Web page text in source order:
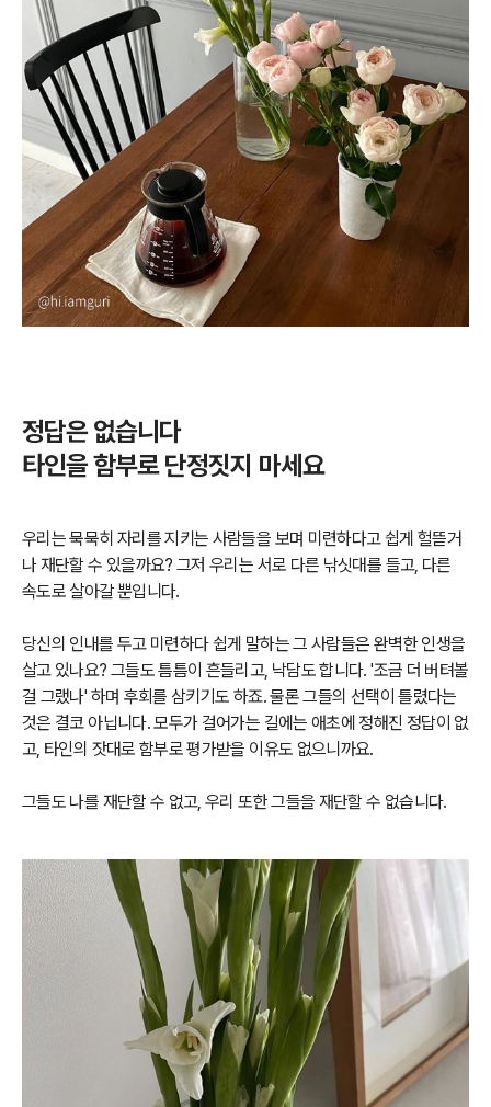
정답은 없습니다
타인을 함부로 단정짓지 마세요
우리는 묵묵히 자리를 지키는 사람들을 보며 미련하다고 쉽게 헐뜯거
나 재단할 수 있을까요? 그저 우리는 서로 다른 낚싯대를 들고, 다른
속도로 살아갈 뿐입니다.
당신의 인내를 두고 미련하다 쉽게 말하는 그 사람들은 완벽한 인생을
살고 있나요? 그들도 틈틈이 흔들리고, 낙담도 합니다. '조금 더 버텨볼
걸 그랬나' 하며 후회를 삼키기도 하죠. 물론 그들의 선택이 틀렸다는
것은 결코 아닙니다. 모두가 걸어가는 길에는 애초에 정해진 정답이 없
고, 타인의 잣대로 함부로 평가받을 이유도 없으니까요.
그들도 나를 재단할 수 없고, 우리 또한 그들을 재단할 수 없습니다.